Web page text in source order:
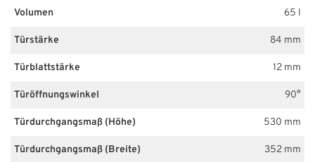
Volumen 65 l
Türstärke 84 mm
Türblattstärke 12 mm
Türöffnungswinkel 90°
Türdurchgangsmaß (Höhe) 530 mm
Türdurchgangsmaß (Breite) 352 mm